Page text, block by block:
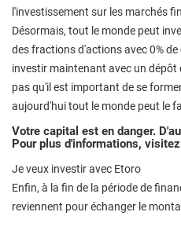
l'investissement sur les marchés
Désormais, tout le monde peut
des fractions d'actions avec 0%
investir maintenant avec un dépôt
pas qu'il est important de se
aujourd'hui tout le monde peut le
Votre capital est en danger.
Pour plus d'informations,
Je veux investir avec Etoro
Enfin, à la fin de la période de
reviennent pour échanger le